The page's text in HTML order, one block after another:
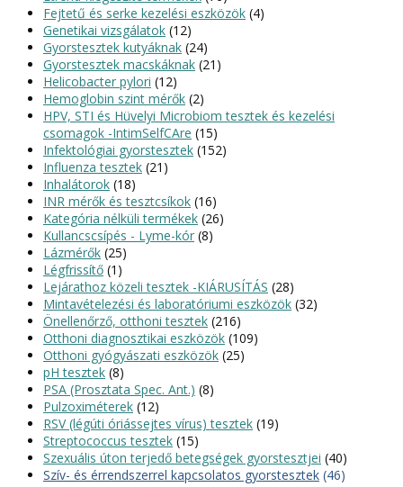
Fejtetű és serke kezelési eszközök (4)
Genetikai vizsgálatok (12)
Gyorstesztek kutyáknak (24)
Gyorstesztek macskáknak (21)
Helicobacter pylori (12)
Hemoglobin szint mérők (2)
HPV, STI és Hüvelyi Microbiom tesztek és kezelési
csomagok -IntimSelfCAre (15)
Infektológiai gyorstesztek (152)
Influenza tesztek (21)
Inhalátorok (18)
INR mérők és tesztcsíkok (16)
Kategória nélküli termékek (26)
Kullancscsípés - Lyme-kór (8)
Lázmérők (25)
Légfrissítő (1)
Lejárathoz közeli tesztek -KIÁRUSÍTÁS (28)
Mintavételezési és laboratóriumi eszközök (32)
Önellenőrző, otthoni tesztek (216)
Otthoni diagnosztikai eszközök (109)
Otthoni gyógyászati eszközök (25)
pH tesztek (8)
PSA (Prosztata Spec. Ant.) (8)
Pulzoximéterek (12)
RSV (légúti óriássejtes vírus) tesztek (19)
Streptococcus tesztek (15)
Szexuális úton terjedő betegségek gyorstesztjei (40)
Szív- és érrendszerrel kapcsolatos gyorstesztek (46)